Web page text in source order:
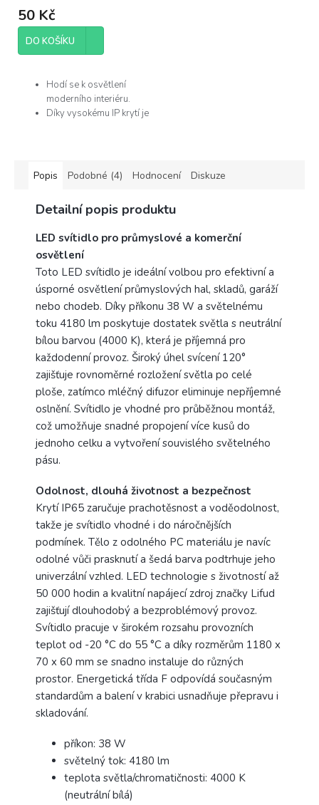
50 Kč
DO KOŠÍKU
Hodí se k osvětlení
moderního interiéru.
Díky vysokému IP krytí je
balení.
Popis Podobné (4) Hodnocení Diskuze
Detailní popis produktu
LED svítidlo pro průmyslové a komerční
osvětlení
Toto LED svítidlo je ideální volbou pro efektivní a
úsporné osvětlení průmyslových hal, skladů, garáží
nebo chodeb. Díky příkonu 38 W a světelnému
toku 4180 lm poskytuje dostatek světla s neutrální
bílou barvou (4000 K), která je příjemná pro
každodenní provoz. Široký úhel svícení 120°
zajišťuje rovnoměrné rozložení světla po celé
ploše, zatímco mléčný difuzor eliminuje nepříjemné
oslnění. Svítidlo je vhodné pro průběžnou montáž,
což umožňuje snadné propojení více kusů do
jednoho celku a vytvoření souvislého světelného
pásu.
Odolnost, dlouhá životnost a bezpečnost
Krytí IP65 zaručuje prachotěsnost a voděodolnost,
takže je svítidlo vhodné i do náročnějších
podmínek. Tělo z odolného PC materiálu je navíc
odolné vůči prasknutí a šedá barva podtrhuje jeho
univerzální vzhled. LED technologie s životností až
50 000 hodin a kvalitní napájecí zdroj značky Lifud
zajišťují dlouhodobý a bezproblémový provoz.
Svítidlo pracuje v širokém rozsahu provozních
teplot od -20 °C do 55 °C a díky rozměrům 1180 x
70 x 60 mm se snadno instaluje do různých
prostor. Energetická třída F odpovídá současným
standardům a balení v krabici usnadňuje přepravu i
skladování.
příkon: 38 W
světelný tok: 4180 lm
teplota světla/chromatičnosti: 4000 K
(neutrální bílá)